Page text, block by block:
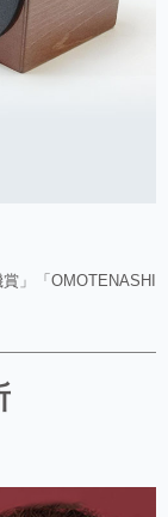
」「OMOTENASHI